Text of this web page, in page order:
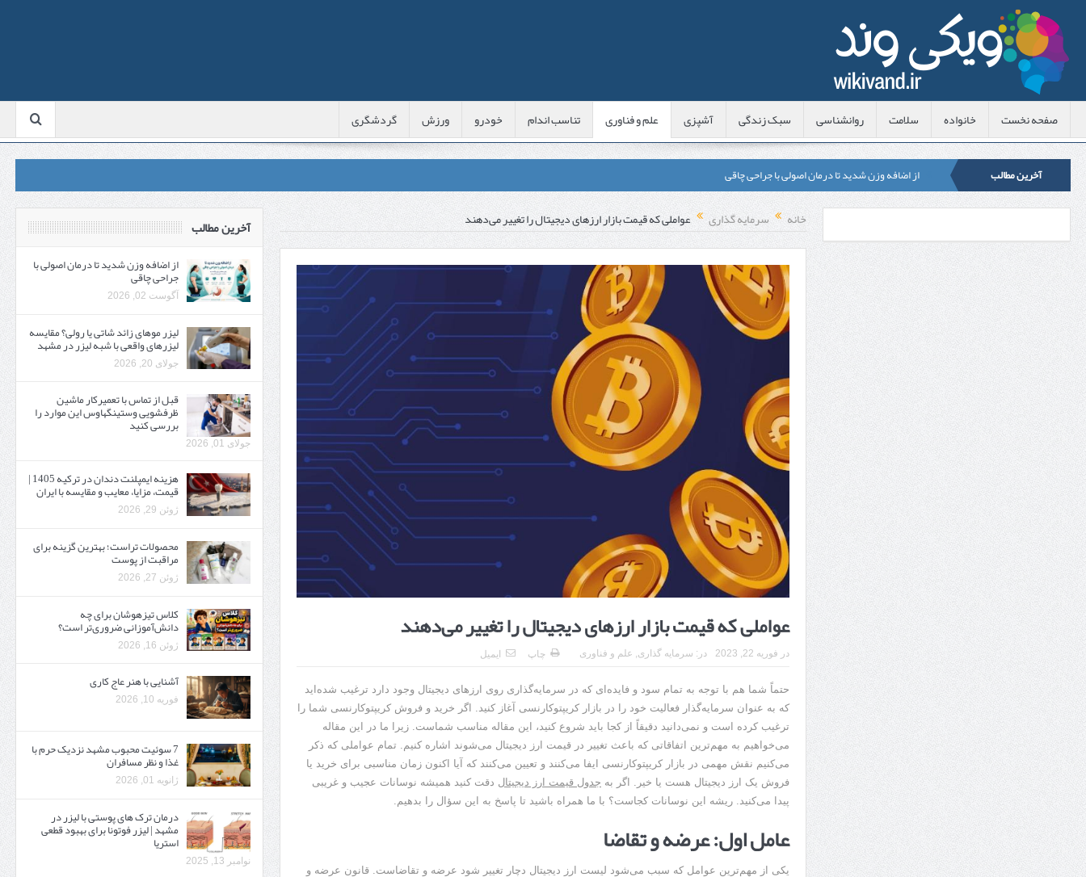
صفحه نخست خانواده سلامت روانشناسی سبک زندگی آشپزی علم و فناوری تناسب اندام خودرو ورزش گردشگری
آخرین مطالب
از اضافه وزن شدید تا درمان اصولی با جراحی چاقی
لیزر موهای زائد شاتی یا رولی؟ مقایسه لیزرهای واقعی با شبه‌ لیزر در مشهد
قبل از تماس با تعمیرکار ماشین ظرفشویی وستینگهاوس این موارد را بررسی کنید
هزینه ایمپلنت دندان در ترکیه 1405 | قیمت، مزایا، معایب و مقایسه با ایران
محصولات تراست؛ بهترین گزینه برای مراقبت از پوست
کلاس تیزهوشان برای چه دانش‌آموزانی ضروری‌تر است؟
آشنایی با هنر عاج کاری
7 سوئیت محبوب مشهد نزدیک حرم با غذا و نظر مسافران
درمان ترک های پوستی با لیزر در مشهد | لیزر فوتونا برای بهبود قطعی استریا
طراحی در خدمت نظم؛ از قفسه ‌های یک‌ طرفه تا دو طرفه، روایت هوشمندی در معماری فروشگاه
خانه سرمایه گذاری عواملی که قیمت بازار ارز‌های دیجیتال را تغییر می‌دهند
عواملی که قیمت بازار ارز‌های دیجیتال را تغییر می‌دهند
در فوریه 22, 2023 در: سرمایه گذاری علم و فناوری چاپ ایمیل
حتماً شما هم با توجه به تمام سود و فایده‌ای که در سرمایه‌گذاری روی ارز‌های دیجیتال وجود دارد ترغیب شده‌اید
که به عنوان سرمایه‌گذار فعالیت خود را در بازار کریپتوکارنسی آغاز کنید. اگر خرید و فروش کریپتوکارنسی شما را
ترغیب کرده است و نمی‌دانید دقیقاً از کجا باید شروع کنید، این مقاله مناسب شماست. زیرا ما در این مقاله
می‌خواهیم به مهم‌ترین اتفاقاتی که باعث تغییر در قیمت ارز دیجیتال می‌شوند اشاره کنیم. تمام عواملی که ذکر
می‌کنیم نقش مهمی در بازار کریپتوکارنسی ایفا می‌کنند و تعیین می‌کنند که آیا اکنون زمان مناسبی برای خرید یا
فروش یک ارز دیجیتال هست یا خیر. اگر به جدول قیمت ارز دیجیتال دقت کنید همیشه نوسانات عجیب و غریبی
پیدا می‌کنید. ریشه این نوسانات کجاست؟ با ما همراه باشید تا پاسخ به این سؤال را بدهیم.
عامل اول: عرضه و تقاضا
یکی از مهم‌ترین عوامل که سبب می‌شود لیست ارز دیجیتال دچار تغییر شود عرضه و تقاضاست. قانون عرضه و
آخرین مطالب
از اضافه وزن شدید تا درمان اصولی با
جراحی چاقی
آگوست 02, 2026
لیزر موهای زائد شاتی یا رولی؟ مقایسه
لیزرهای واقعی با شبه‌ لیزر در مشهد
جولای 20, 2026
قبل از تماس با تعمیرکار ماشین
ظرفشویی وستینگهاوس این موارد را
بررسی کنید
جولای 01, 2026
هزینه ایمپلنت دندان در ترکیه 1405 |
قیمت، مزایا، معایب و مقایسه با ایران
ژوئن 29, 2026
محصولات تراست؛ بهترین گزینه برای
مراقبت از پوست
ژوئن 27, 2026
کلاس تیزهوشان برای چه
دانش‌آموزانی ضروری‌تر است؟
ژوئن 16, 2026
آشنایی با هنر عاج کاری
فوریه 10, 2026
7 سوئیت محبوب مشهد نزدیک حرم با
غذا و نظر مسافران
ژانویه 01, 2026
درمان ترک های پوستی با لیزر در
مشهد | لیزر فوتونا برای بهبود قطعی
استریا
نوامبر 13, 2025